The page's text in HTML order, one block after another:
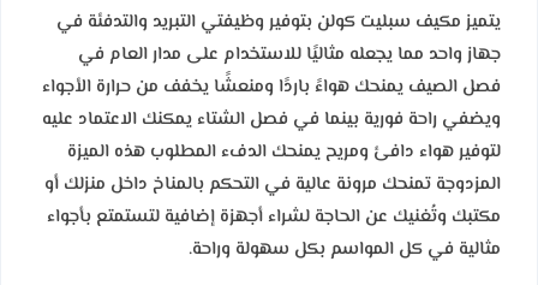
يتميز مكيف سبليت كولن بتوفير وظيفتي التبريد والتدفئة في
جهاز واحد مما يجعله مثاليًا للاستخدام على مدار العام في
فصل الصيف يمنحك هواءً باردًا ومنعشًا يخفف من حرارة الأجواء
ويضفي راحة فورية بينما في فصل الشتاء يمكنك الاعتماد عليه
لتوفير هواء دافئ ومريح يمنحك الدفء المطلوب هذه الميزة
المزدوجة تمنحك مرونة عالية في التحكم بالمناخ داخل منزلك أو
مكتبك وتُغنيك عن الحاجة لشراء أجهزة إضافية لتستمتع بأجواء
مثالية في كل المواسم بكل سهولة وراحة.